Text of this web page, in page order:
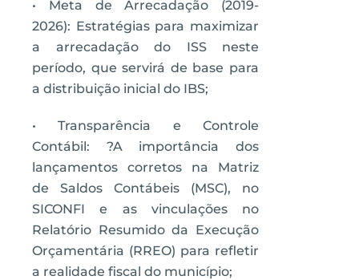
• Meta de Arrecadação (2019-
2026): Estratégias para maximizar
a arrecadação do ISS neste
período, que servirá de base para
a distribuição inicial do IBS;
• Transparência e Controle
Contábil: ?A importância dos
lançamentos corretos na Matriz
de Saldos Contábeis (MSC), no
SICONFI e as vinculações no
Relatório Resumido da Execução
Orçamentária (RREO) para refletir
a realidade fiscal do município;